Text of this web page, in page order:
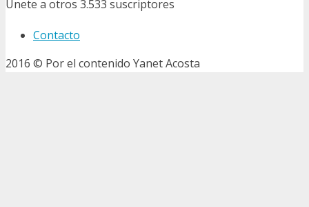
Únete a otros 3.533 suscriptores
Contacto
2016 © Por el contenido Yanet Acosta